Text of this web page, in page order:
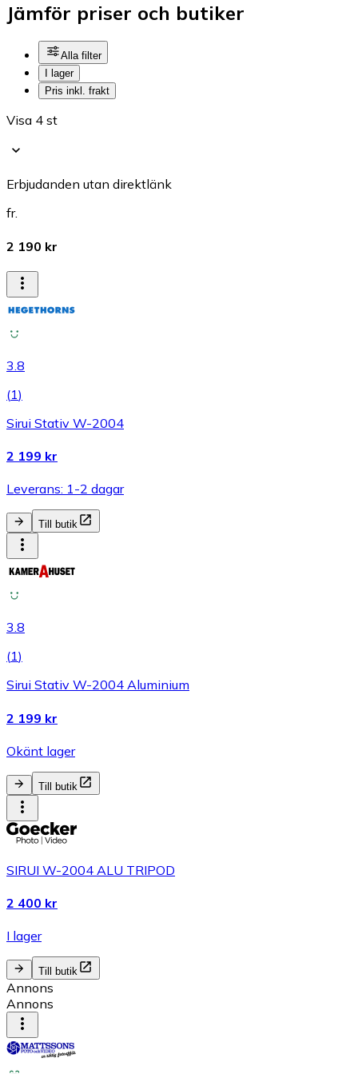
Jämför priser och butiker
Alla filter
I lager
Pris inkl. frakt
Visa 4 st
Erbjudanden utan direktlänk
fr.
2 190 kr
3.8
(1)
Sirui Stativ W-2004
2 199 kr
Leverans: 1-2 dagar
Till butik
3.8
(1)
Sirui Stativ W-2004 Aluminium
2 199 kr
Okänt lager
Till butik
SIRUI W-2004 ALU TRIPOD
2 400 kr
I lager
Till butik
Annons
Annons